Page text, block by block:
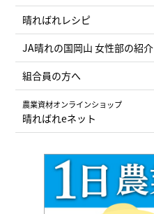
晴ればれレシピ
JA晴れの国岡山 女性部の紹介
組合員の方へ
農業資材オンラインショップ
晴ればれeネット